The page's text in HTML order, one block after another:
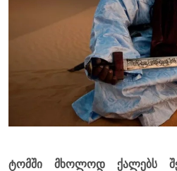
ტომში მხოლოდ ქალებს